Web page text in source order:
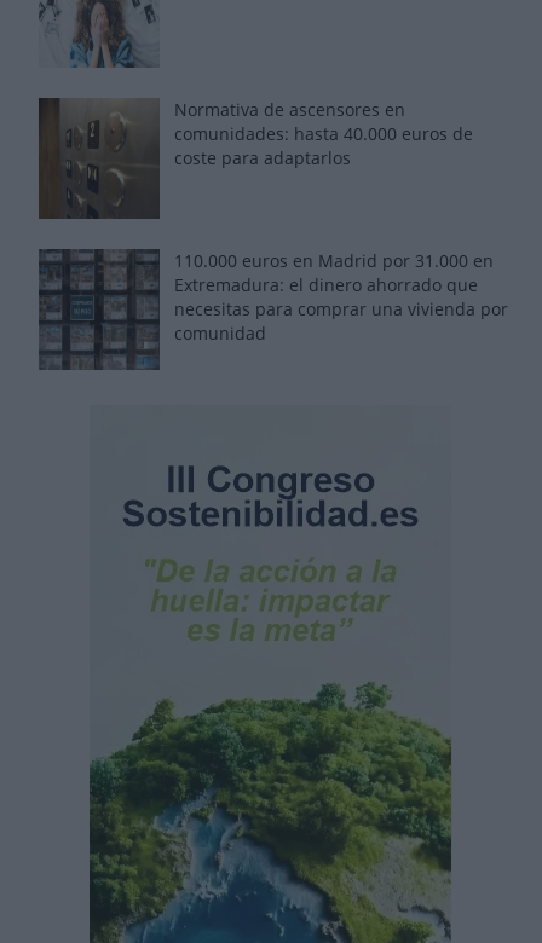
Normativa de ascensores en
comunidades: hasta 40.000 euros de
coste para adaptarlos
110.000 euros en Madrid por 31.000 en
Extremadura: el dinero ahorrado que
necesitas para comprar una vivienda por
comunidad